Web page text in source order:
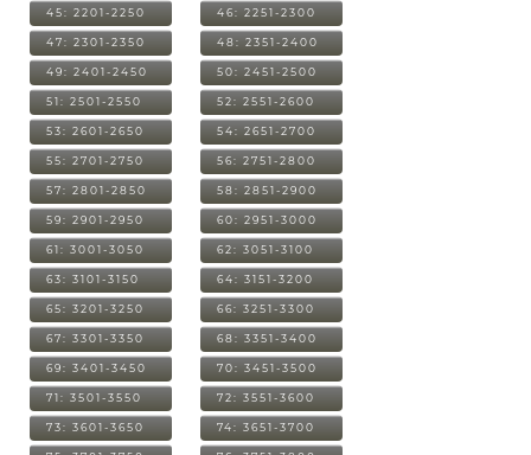
45: 2201-2250 46: 2251-2300
47: 2301-2350 48: 2351-2400
49: 2401-2450 50: 2451-2500
51: 2501-2550 52: 2551-2600
53: 2601-2650 54: 2651-2700
55: 2701-2750 56: 2751-2800
57: 2801-2850 58: 2851-2900
59: 2901-2950 60: 2951-3000
61: 3001-3050 62: 3051-3100
63: 3101-3150 64: 3151-3200
65: 3201-3250 66: 3251-3300
67: 3301-3350 68: 3351-3400
69: 3401-3450 70: 3451-3500
71: 3501-3550 72: 3551-3600
73: 3601-3650 74: 3651-3700